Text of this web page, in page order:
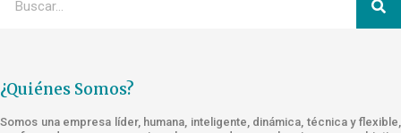
¿Quiénes Somos?
Somos una empresa líder, humana, inteligente, dinámica, técnica y flexible,